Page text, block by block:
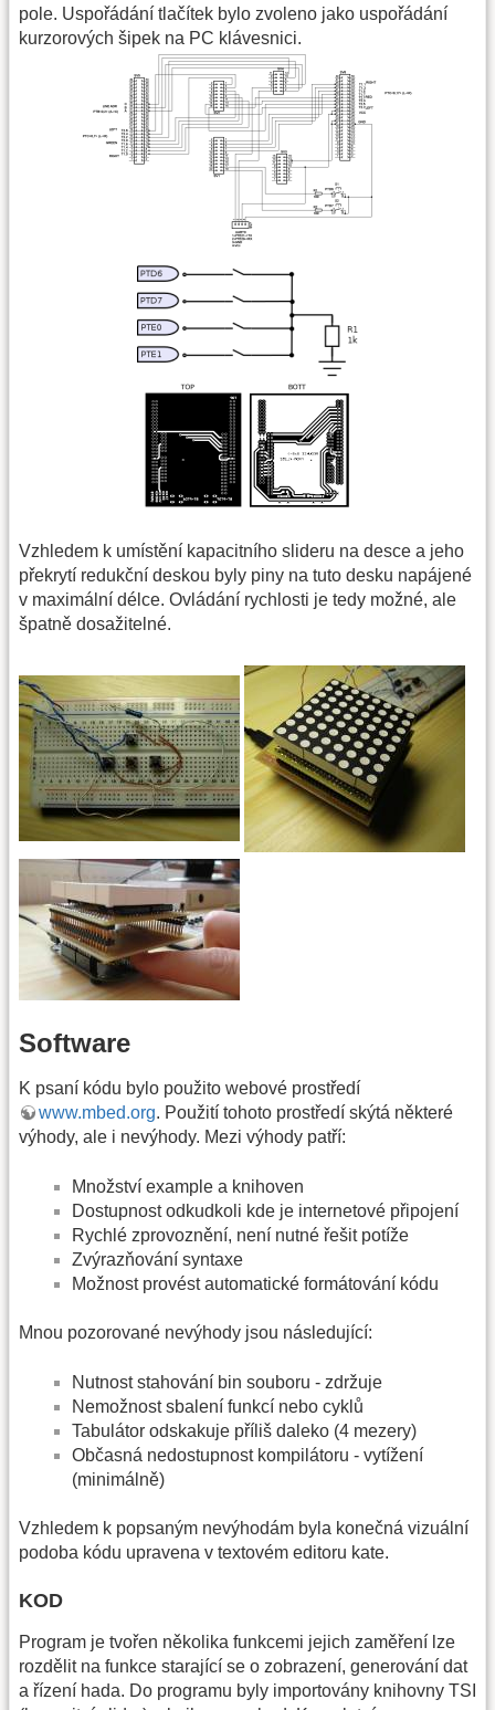
pole. Uspořádání tlačítek bylo zvoleno jako uspořádání
kurzorových šipek na PC klávesnici.
Vzhledem k umístění kapacitního slideru na desce a jeho
překrytí redukční deskou byly piny na tuto desku napájené
v maximální délce. Ovládání rychlosti je tedy možné, ale
špatně dosažitelné.
Software
K psaní kódu bylo použito webové prostředí
www.mbed.org. Použití tohoto prostředí skýtá některé
výhody, ale i nevýhody. Mezi výhody patří:
Množství example a knihoven
Dostupnost odkudkoli kde je internetové připojení
Rychlé zprovoznění, není nutné řešit potíže
Zvýrazňování syntaxe
Možnost provést automatické formátování kódu
Mnou pozorované nevýhody jsou následující:
Nutnost stahování bin souboru - zdržuje
Nemožnost sbalení funkcí nebo cyklů
Tabulátor odskakuje příliš daleko (4 mezery)
Občasná nedostupnost kompilátoru - vytížení
(minimálně)
Vzhledem k popsaným nevýhodám byla konečná vizuální
podoba kódu upravena v textovém editoru kate.
KOD
Program je tvořen několika funkcemi jejich zaměření lze
rozdělit na funkce starající se o zobrazení, generování dat
a řízení hada. Do programu byly importovány knihovny TSI